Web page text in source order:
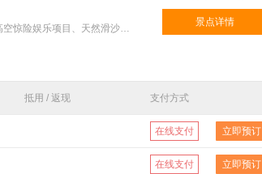
特色：南戴河国际娱乐中心-NanYuu Resort是秦皇岛北戴河地区集高空惊险娱乐项目、天然滑沙滑草、超高摩
景点详情
抵用 / 返现 支付方式
在线支付 立即预订
在线支付 立即预订